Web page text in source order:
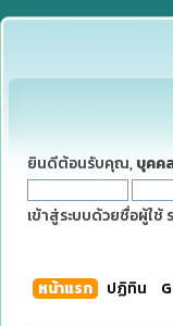
ยินดีต้อนรับคุณ, บุคค
เข้าสู่ระบบด้วยชื่อผู้ใช้
หน้าแรก ปฏิทิน